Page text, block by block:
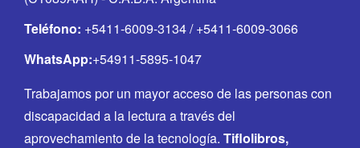
Teléfono: +5411-6009-3134 / +5411-6009-3066
WhatsApp:+54911-5895-1047
Trabajamos por un mayor acceso de las personas con
discapacidad a la lectura a través del
aprovechamiento de la tecnología. Tiflolibros,